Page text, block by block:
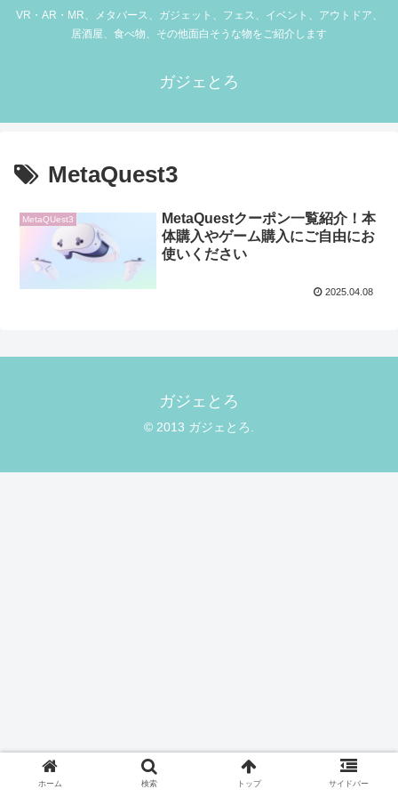
VR・AR・MR、メタバース、ガジェット、フェス、イベント、アウトドア、
居酒屋、食べ物、その他面白そうな物をご紹介します
ガジェとろ
MetaQuest3
MetaQUest3
MetaQuestクーポン一覧紹介！本
体購入やゲーム購入にご自由にお
使いください
2025.04.08
ガジェとろ
© 2013 ガジェとろ.
ホーム 検索 トップ サイドバー